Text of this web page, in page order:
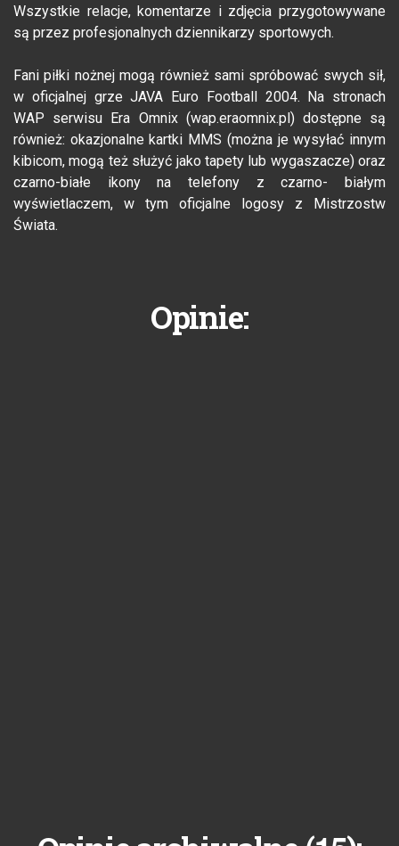
Wszystkie relacje, komentarze i zdjęcia przygotowywane
są przez profesjonalnych dziennikarzy sportowych.
Fani piłki nożnej mogą również sami spróbować swych sił,
w oficjalnej grze JAVA Euro Football 2004. Na stronach
WAP serwisu Era Omnix (wap.eraomnix.pl) dostępne są
również: okazjonalne kartki MMS (można je wysyłać innym
kibicom, mogą też służyć jako tapety lub wygaszacze) oraz
czarno-białe ikony na telefony z czarno- białym
wyświetlaczem, w tym oficjalne logosy z Mistrzostw
Świata.
Opinie: